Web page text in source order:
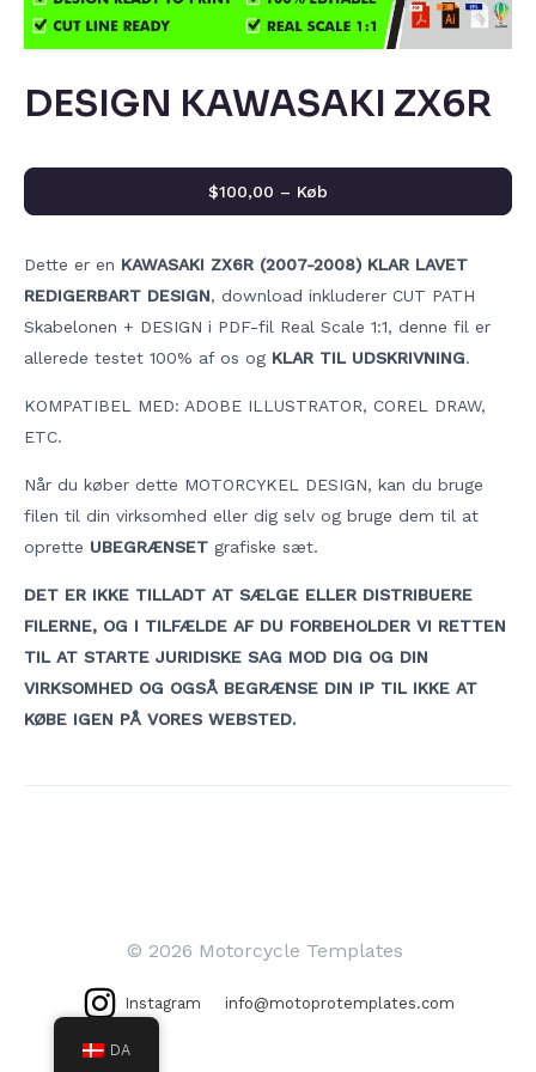
DESIGN KAWASAKI ZX6R
Dette er en KAWASAKI ZX6R (2007-2008) KLAR LAVET
REDIGERBART DESIGN, download inkluderer CUT PATH
Skabelonen + DESIGN i PDF-fil Real Scale 1:1, denne fil er
allerede testet 100% af os og KLAR TIL UDSKRIVNING.
KOMPATIBEL MED: ADOBE ILLUSTRATOR, COREL DRAW,
ETC.
Når du køber dette MOTORCYKEL DESIGN, kan du bruge
filen til din virksomhed eller dig selv og bruge dem til at
oprette UBEGRÆNSET grafiske sæt.
DET ER IKKE TILLADT AT SÆLGE ELLER DISTRIBUERE
FILERNE, OG I TILFÆLDE AF DU FORBEHOLDER VI RETTEN
TIL AT STARTE JURIDISKE SAG MOD DIG OG DIN
VIRKSOMHED OG OGSÅ BEGRÆNSE DIN IP TIL IKKE AT
KØBE IGEN PÅ VORES WEBSTED.
$100,00 – Køb
© 2026 Motorcycle Templates
Instagram info@motoprotemplates.com
DA